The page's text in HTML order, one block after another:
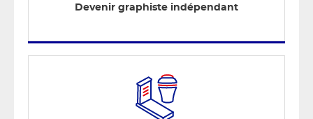
Devenir graphiste indépendant